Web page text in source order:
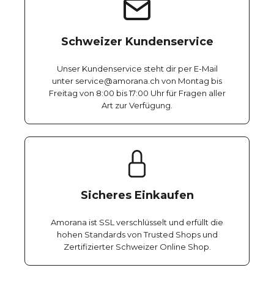
Schweizer Kundenservice
Unser Kundenservice steht dir per E-Mail
unter service@amorana.ch von Montag bis
Freitag von 8:00 bis 17:00 Uhr für Fragen aller
Art zur Verfügung.
Sicheres Einkaufen
Amorana ist SSL verschlüsselt und erfüllt die
hohen Standards von Trusted Shops und
Zertifizierter Schweizer Online Shop.